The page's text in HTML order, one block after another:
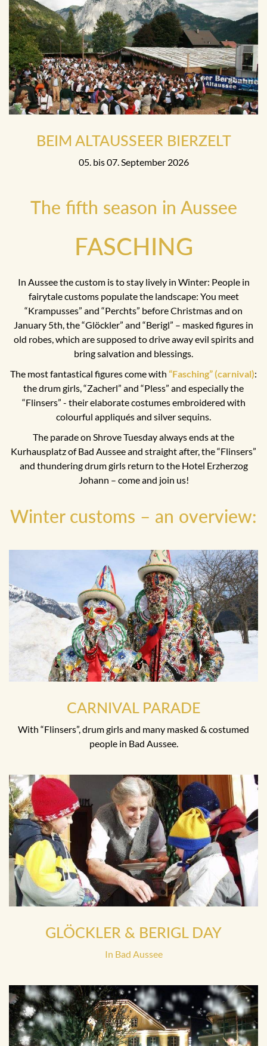
BEIM ALTAUSSEER BIERZELT
05. bis 07. September 2026
The fifth season in Aussee
FASCHING
In Aussee the custom is to stay lively in Winter: People in
fairytale customs populate the landscape: You meet
“Krampusses” and “Perchts” before Christmas and on
January 5th, the “Glöckler” and “Berigl” – masked figures in
old robes, which are supposed to drive away evil spirits and
bring salvation and blessings.
The most fantastical figures come with “Fasching” (carnival):
the drum girls, “Zacherl” and “Pless” and especially the
“Flinsers” - their elaborate costumes embroidered with
colourful appliqués and silver sequins.
The parade on Shrove Tuesday always ends at the
Kurhausplatz of Bad Aussee and straight after, the “Flinsers”
and thundering drum girls return to the Hotel Erzherzog
Johann – come and join us!
Winter customs – an overview:
CARNIVAL PARADE
With “Flinsers”, drum girls and many masked & costumed
people in Bad Aussee.
GLÖCKLER & BERIGL DAY
In Bad Aussee